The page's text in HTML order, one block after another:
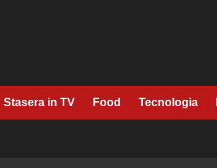
Stasera in TV Food Tecnologia